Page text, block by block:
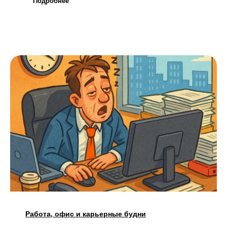
Работа, офис и карьерные будни